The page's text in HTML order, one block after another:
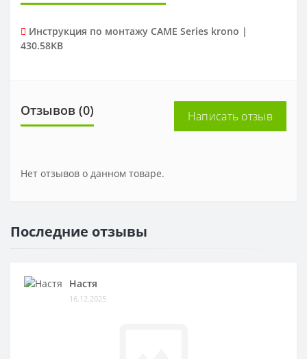
Инструкция по монтажу CAME Series krono |
430.58KB
Отзывов (0) Написать отзыв
Нет отзывов о данном товаре.
Последние отзывы
Настя
16.12.2025